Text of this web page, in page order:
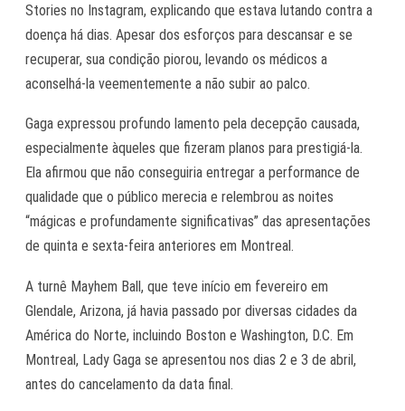
Stories no Instagram, explicando que estava lutando contra a
doença há dias. Apesar dos esforços para descansar e se
recuperar, sua condição piorou, levando os médicos a
aconselhá-la veementemente a não subir ao palco.
Gaga expressou profundo lamento pela decepção causada,
especialmente àqueles que fizeram planos para prestigiá-la.
Ela afirmou que não conseguiria entregar a performance de
qualidade que o público merecia e relembrou as noites
“mágicas e profundamente significativas” das apresentações
de quinta e sexta-feira anteriores em Montreal.
A turnê Mayhem Ball, que teve início em fevereiro em
Glendale, Arizona, já havia passado por diversas cidades da
América do Norte, incluindo Boston e Washington, D.C. Em
Montreal, Lady Gaga se apresentou nos dias 2 e 3 de abril,
antes do cancelamento da data final.